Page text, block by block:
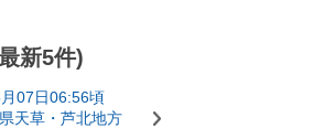
新5件)
07日06:56頃
天草・芦北地方